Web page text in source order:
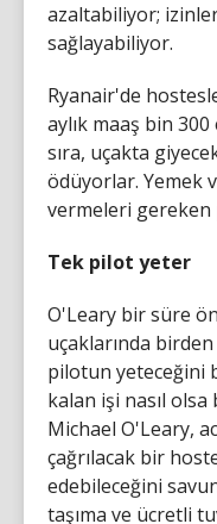
azaltabiliyor;
sağlayabiliyor.
Ryanair'de
aylık maaş bin
sıra, uçakta
ödüyorlar. Yemek
vermeleri
Tek pilot yeter
O'Leary bir süre
uçaklarında
pilotun yeteceğini
kalan işi nasıl
Michael O'Leary,
çağrılacak bir
edebileceğini
taşıma ve ücretli